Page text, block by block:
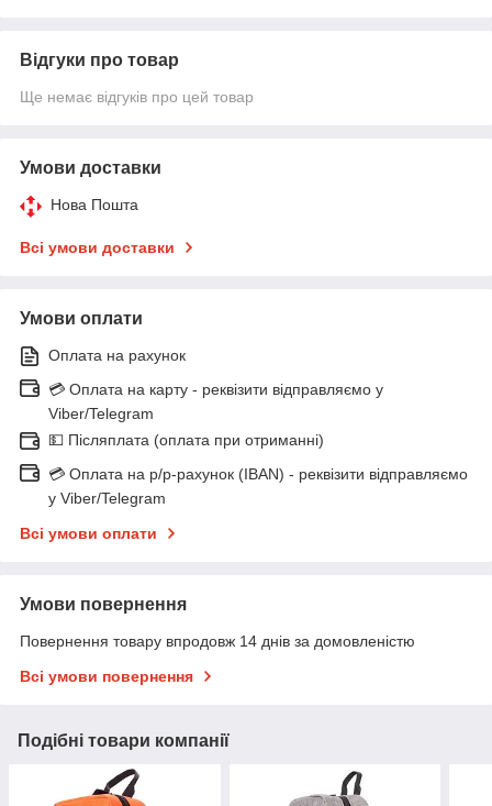
Відгуки про товар
Ще немає відгуків про цей товар
Умови доставки
Нова Пошта
Всі умови доставки
Умови оплати
Оплата на рахунок
💳 Оплата на карту - реквізити відправляємо у
Viber/Telegram
💵 Післяплата (оплата при отриманні)
💳 Оплата на р/р-рахунок (IBAN) - реквізити відправляємо
у Viber/Telegram
Всі умови оплати
Умови повернення
Повернення товару впродовж 14 днів за домовленістю
Всі умови повернення
Подібні товари компанії